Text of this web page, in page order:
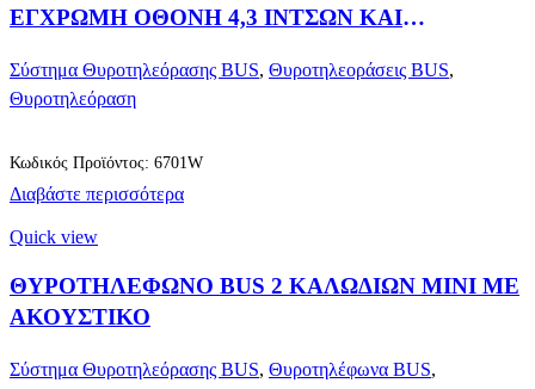
ΕΓΧΡΩΜΗ ΟΘΟΝΗ 4,3 ΙΝΤΣΩΝ ΚΑΙ
Σύστημα Θυροτηλεόρασης BUS, Θυροτηλεοράσεις BUS,
Θυροτηλεόραση
Διαβάστε περισσότερα
Κωδικός Προϊόντος: 6701W
Quick view
ΘΥΡΟΤΗΛΕΦΩΝΟ BUS 2 ΚΑΛΩΔΙΩΝ MINI ΜΕ
ΑΚΟΥΣΤΙΚΟ
Σύστημα Θυροτηλεόρασης BUS, Θυροτηλέφωνα BUS,